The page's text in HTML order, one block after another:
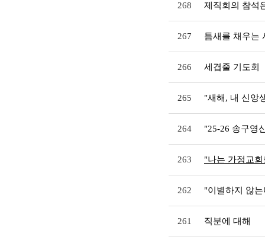
268 제직회의 참석
267 틈새를 채우는
266 세겹줄 기도회
265 "새해, 내 신앙
264 "25-26 송구영
263 "나는 가정교
262 "이별하지 않
261 직분에 대해